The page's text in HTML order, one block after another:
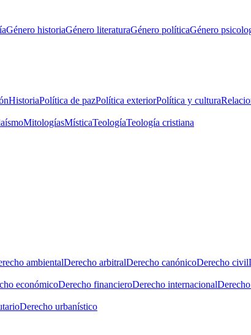
Género historiaGénero literaturaGénero políticaGénero
HistoriaPolítica de pazPolítica exteriorPolítica y cultura
MitologíasMísticaTeologíaTeología cristiana
ambientalDerecho arbitralDerecho canónicoDerecho civil
económicoDerecho financieroDerecho internacional
Derecho urbanístico